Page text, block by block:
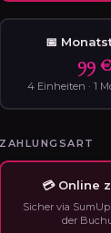
📅
99 €
4 Einheiten · 1
ZAHLUNGSART
💳 Online
Sicher via
der